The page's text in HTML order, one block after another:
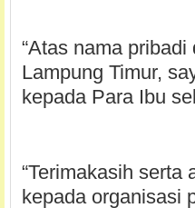
“Atas nama
Lampung Timur,
kepada Para Ibu
“Terimakasih serta
kepada organisasi